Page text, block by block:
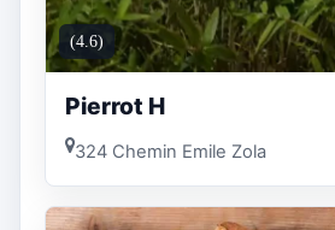
(4.6)
Pierrot H
324 Chemin Emile Zola